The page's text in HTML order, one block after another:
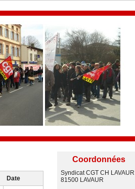
Date
Coordonnées
Syndicat CGT CH LAVAUR
81500 LAVAUR